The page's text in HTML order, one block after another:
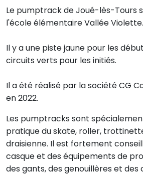
Le pumptrack de Joué-lès-Tours
l'école élémentaire Vallée Violette.
Il y a une piste jaune pour les
circuits verts pour les initiés.
Il a été réalisé par la société CG
en 2022.
Les pumptracks sont
pratique du skate, roller,
draisienne. Il est fortement
casque et des équipements de
des gants, des genouillères et des